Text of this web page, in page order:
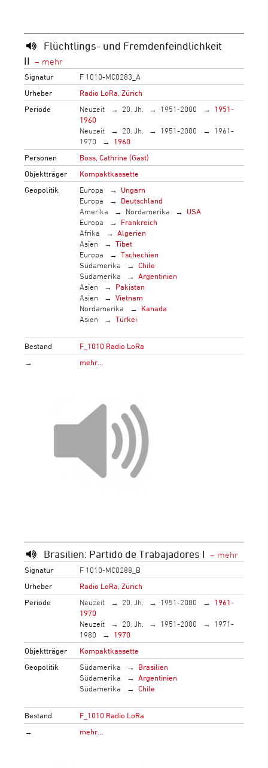
Flüchtlings- und Fremdenfeindlichkeit
II
Signatur
F 1010-MC0283_A
Urheber
Radio LoRa, Zürich
Periode
Neuzeit 20. Jh. 1951-2000
1951-
1960
Neuzeit
20. Jh. 1951-2000
1961-
1970
1960
Personen
Boss, Cathrine (Gast)
Objektträger
Kompaktkassette
Geopolitik
Europa
Ungarn
Europa
Deutschland
Amerika
Nordamerika
USA
Europa
Frankreich
Afrika
Algerien
Asien
Tibet
Europa
Tschechien
Südamerika
Chile
Südamerika
Argentinien
Asien
Pakistan
Asien
Vietnam
Nordamerika
Kanada
Asien
Türkei
Bestand
F_1010 Radio LoRa
→
mehr…
Brasilien: Partido de Trabajadores I
Signatur
F 1010-MC0288_B
Urheber
Radio LoRa, Zürich
Periode
Neuzeit 20. Jh. 1951-2000
1961-
1970
Neuzeit
20. Jh. 1951-2000
1971-
1980
1970
Objektträger
Kompaktkassette
Geopolitik
Südamerika
Brasilien
Südamerika
Argentinien
Südamerika
Chile
Bestand
F_1010 Radio LoRa
→
mehr…